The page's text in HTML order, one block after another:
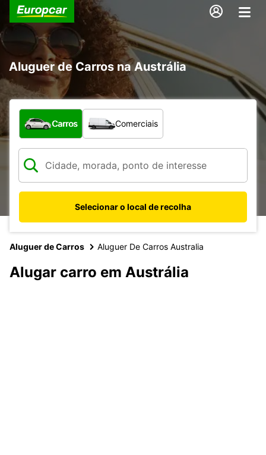
Aluguer de Carros na Austrália
Que tipo de veículo pretende?
Carros Comerciais
Selecionar o local de recolha
Aluguer de Carros Aluguer De Carros Australia
Alugar carro em Austrália